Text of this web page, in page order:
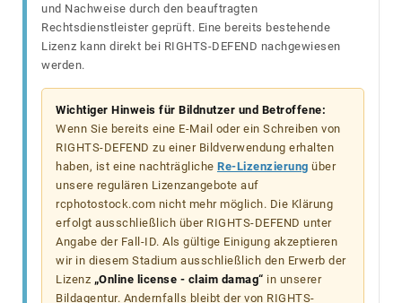
und Nachweise durch den beauftragten
Rechtsdienstleister geprüft. Eine bereits bestehende
Lizenz kann direkt bei RIGHTS-DEFEND nachgewiesen
werden.
Wichtiger Hinweis für Bildnutzer und Betroffene:
Wenn Sie bereits eine E-Mail oder ein Schreiben von
RIGHTS-DEFEND zu einer Bildverwendung erhalten
haben, ist eine nachträgliche Re-Lizenzierung über
unsere regulären Lizenzangebote auf
rcphotostock.com nicht mehr möglich. Die Klärung
erfolgt ausschließlich über RIGHTS-DEFEND unter
Angabe der Fall-ID. Als gültige Einigung akzeptieren
wir in diesem Stadium ausschließlich den Erwerb der
Lizenz „Online license - claim damag“ in unserer
Bildagentur. Andernfalls bleibt der von RIGHTS-